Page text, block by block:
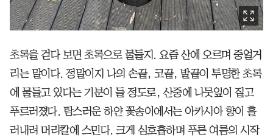
초록을 걷다 보면 초록으로 물들지. 요즘 산에 오르며 중얼거
리는 말이다. 정말이지 나의 손끝, 코끝, 발끝이 투명한 초록
에 물들고 있다는 기분이 들 정도로, 산중에 나뭇잎이 짙고
푸르러졌다. 탐스러운 하얀 꽃송이에서는 아카시아 향이 흘
러내려 머리칼에 스민다. 크게 심호흡하며 푸른 여름의 시작